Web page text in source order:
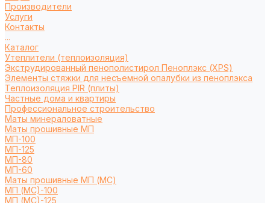
Производители
Услуги
Контакты
...
Каталог
Утеплители (теплоизоляция)
Экструдированный пенополистирол Пеноплэкс (XPS)
Элементы стяжки для несъемной опалубки из пеноплэкса
Теплоизоляция PIR (плиты)
Частные дома и квартиры
Профессиональное строительство
Маты минераловатные
Маты прошивные МП
МП-100
МП-125
МП-80
МП-60
Маты прошивные МП (МС)
МП (МС)-100
МП (МС)-125